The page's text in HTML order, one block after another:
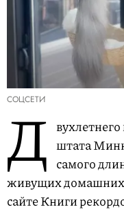
СОЦСЕТИ
Д штата
самого
живущих
сайте Книги